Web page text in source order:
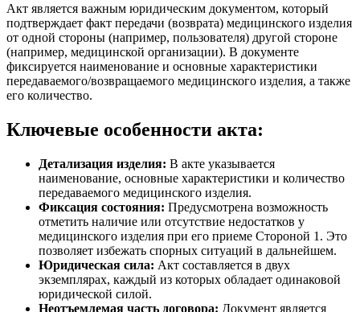
Акт является важным юридическим документом, который
подтверждает факт передачи (возврата) медицинского изделия
от одной стороны (например, пользователя) другой стороне
(например, медицинской организации). В документе
фиксируется наименование и основные характеристики
передаваемого/возвращаемого медицинского изделия, а также
его количество.
Ключевые особенности акта:
Детализация изделия: В акте указывается
наименование, основные характеристики и количество
передаваемого медицинского изделия.
Фиксация состояния: Предусмотрена возможность
отметить наличие или отсутствие недостатков у
медицинского изделия при его приеме Стороной 1. Это
позволяет избежать спорных ситуаций в дальнейшем.
Юридическая сила: Акт составляется в двух
экземплярах, каждый из которых обладает одинаковой
юридической силой.
Неотъемлемая часть договора: Документ является